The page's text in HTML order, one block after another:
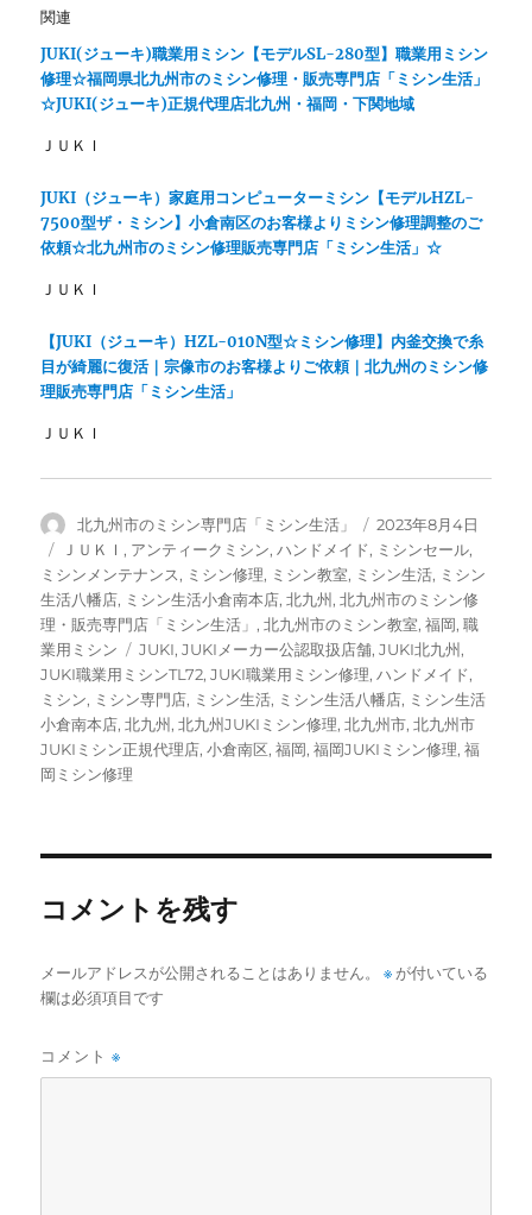
で
開
き
ま
す
(
新
し
い
ウ
で
開
き
ま
す
関連
JUKI(ジューキ)職業用ミシン【モデルSL-280型】職業用ミシン
修理☆福岡県北九州市のミシン修理・販売専門店「ミシン生活」
☆JUKI(ジューキ)正規代理店北九州・福岡・下関地域
ＪＵＫＩ
JUKI（ジューキ）家庭用コンピューターミシン【モデルHZL-
7500型ザ・ミシン】小倉南区のお客様よりミシン修理調整のご
依頼☆北九州市のミシン修理販売専門店「ミシン生活」☆
ＪＵＫＩ
【JUKI（ジューキ）HZL-010N型☆ミシン修理】内釜交換で糸
目が綺麗に復活｜宗像市のお客様よりご依頼｜北九州のミシン修
理販売専門店「ミシン生活」
ＪＵＫＩ
投
稿
者
北九州市のミシン専門店「ミシン生活」
投
稿
日:
2023年8月4日
カ
テ
ゴ
リ
ー
ＪＵＫＩ , アンティークミシン,ハンドメイド, ミシンセール,
ミシンメンテナンス, ミシン修理, ミシン教室, ミシン生活, ミシン
生活八幡店, ミシン生活小倉南本店,北九州 ,北九州市のミシン修
理・販売専門店「ミシン生活」 ,北九州市のミシン教室,福岡,職
業用ミシン
タ
グ
JUKI,JUKIメーカー公認取扱店舗,JUKI北九州 ,
JUKI職業用ミシンTL72,JUKI職業用ミシン修理,ハンドメイド,
ミシン, ミシン専門店, ミシン生活, ミシン生活八幡店, ミシン生活
小倉南本店,北九州 ,北九州JUKIミシン修理,北九州市,北九州市
JUKIミシン正規代理店,小倉南区,福岡,福岡JUKIミシン修理,福
岡ミシン修理
コメントを残す
メールアドレスが公開されることはありません。 ※ が付いている
欄は必須項目です
コメント※